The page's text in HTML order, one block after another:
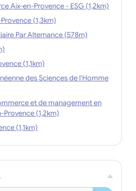
Ecole de commerce Aix-en-Provence - ESG (1,2km)
Esupcom' Aix-en-Provence (1,3km)
ITPA - Institut Tertiaire Par Alternance (578m)
Lim'Art Aix-en-Provence (1,1km)
des Sciences de l'Homme
et de management en
Alternance Aix-en-Provence (1,2km)
Ynov Aix-en-Provence (1,1km)